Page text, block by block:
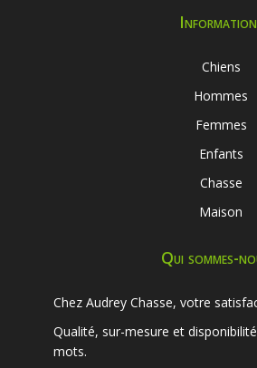
Chiens
Hommes
Femmes
Enfants
Chasse
Maison
Qui sommes-
Chez Audrey Chasse, votre
Qualité, sur-mesure et
mots.